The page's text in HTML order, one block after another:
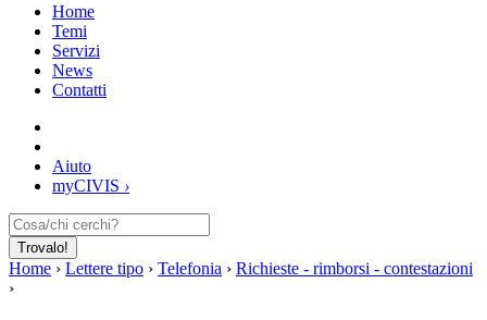
Home
Temi
Servizi
News
Contatti
Aiuto
myCIVIS ›
Trovalo!
Home › Lettere tipo › Telefonia › Richieste - rimborsi - contestazioni
›